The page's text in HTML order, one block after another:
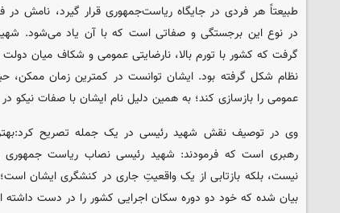
طبیعتاً هر فردی در جایگاه ریاست‌جمهوری قرار گیرد، نامش
در نوع این برجستگی و صفاتی است که با آن یاد می‌شود.
گرفت که کشور با تورم بالا، نارضایتی عمومی و شکاف میان
نظام شکل گرفته بود. ایشان توانست در کمترین زمان ممکن،
عمومی را بازسازی کند؛ به همین دلیل نام ایشان با صفات نیکو
وی در توصیف نقش شهید رئیسی در یک جمله تصریح
رهبری است که فرمودند: شهید رئیسی نصاب ریاست ‌جمهوری
نیست، بلکه بازتابی از یک واقعیتِ جاری در کنشگری ایشان
بیان شده که خود دو دوره سکان اجرایی کشور را در دست